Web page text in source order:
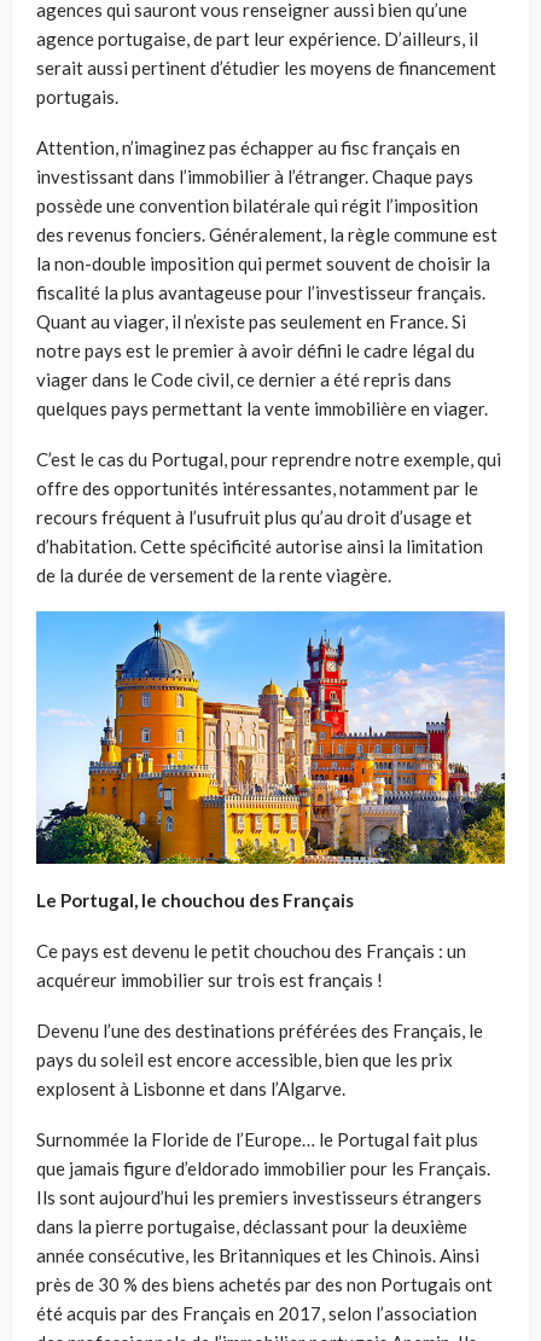
agences qui sauront vous renseigner aussi bien qu’une
agence portugaise, de part leur expérience. D’ailleurs, il
serait aussi pertinent d’étudier les moyens de financement
portugais.
Attention, n’imaginez pas échapper au fisc français en
investissant dans l’immobilier à l’étranger. Chaque pays
possède une convention bilatérale qui régit l’imposition
des revenus fonciers. Généralement, la règle commune est
la non-double imposition qui permet souvent de choisir la
fiscalité la plus avantageuse pour l’investisseur français.
Quant au viager, il n’existe pas seulement en France. Si
notre pays est le premier à avoir défini le cadre légal du
viager dans le Code civil, ce dernier a été repris dans
quelques pays permettant la vente immobilière en viager.
C’est le cas du Portugal, pour reprendre notre exemple, qui
offre des opportunités intéressantes, notamment par le
recours fréquent à l’usufruit plus qu’au droit d’usage et
d’habitation. Cette spécificité autorise ainsi la limitation
de la durée de versement de la rente viagère.
Le Portugal, le chouchou des Français
Ce pays est devenu le petit chouchou des Français : un
acquéreur immobilier sur trois est français !
Devenu l’une des destinations préférées des Français, le
pays du soleil est encore accessible, bien que les prix
explosent à Lisbonne et dans l’Algarve.
Surnommée la Floride de l’Europe… le Portugal fait plus
que jamais figure d’eldorado immobilier pour les Français.
Ils sont aujourd’hui les premiers investisseurs étrangers
dans la pierre portugaise, déclassant pour la deuxième
année consécutive, les Britanniques et les Chinois. Ainsi
près de 30 % des biens achetés par des non Portugais ont
été acquis par des Français en 2017, selon l’association